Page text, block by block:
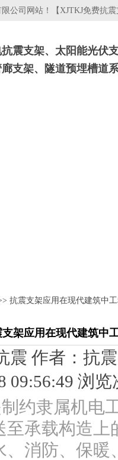
公司网站！【XJTKJ免费抗
震支架、太阳能光伏
支架、隧道预埋槽道
抗震支架应用在现代建筑中
支架应用在现代建筑中
震 作者：抗
09:56:49 浏
约隶属机电
至承载构造
、消防、保